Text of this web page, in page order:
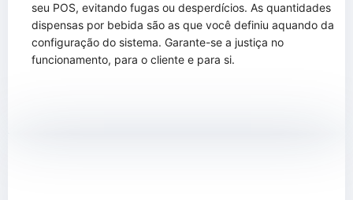
seu POS, evitando fugas ou desperdícios. As quantidades
dispensas por bebida são as que você definiu aquando da
configuração do sistema. Garante-se a justiça no
funcionamento, para o cliente e para si.